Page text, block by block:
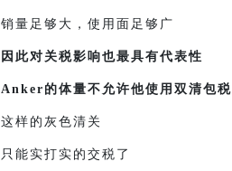
销量足够大，使用面足够广
因此对关税影响也最具有代表性
Anker的体量不允许他使用双清包税
这样的灰色清关
只能实打实的交税了